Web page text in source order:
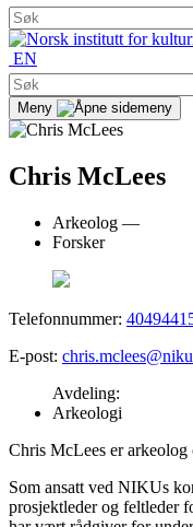
Søk
etter:
EN
Søk
etter:
Meny
Chris McLees
Arkeolog —
Forsker
Telefonnummer:
E-post:
Avdeling:
Arkeologi
Chris McLees er
Som ansatt ved NIKUs
prosjektleder og feltleder